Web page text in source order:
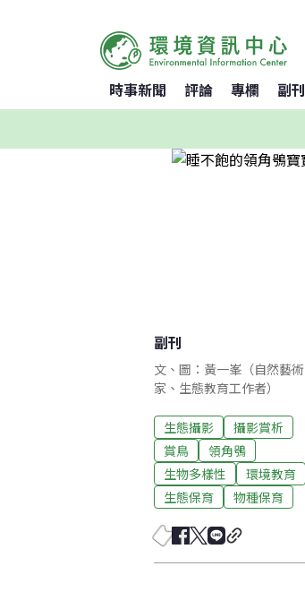
時事新聞 評論 專欄 副刊
副刊
文、圖：黃一峯（自然藝術
家、生態教育工作者）
生態攝影
攝影賞析
賞鳥
領角鴞
生物多樣性
環境教育
生態保育
物種保育